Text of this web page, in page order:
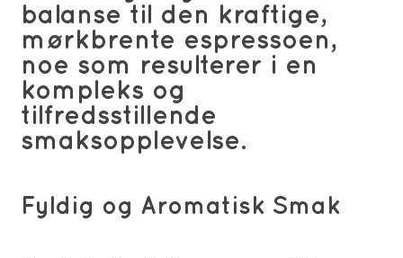
balanse til den kraftige,
mørkbrente espressoen,
noe som resulterer i en
kompleks og
tilfredsstillende
smaksopplevelse.
Fyldig og Aromatisk Smak